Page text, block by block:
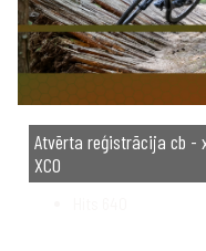
Atvērta reģistrācija cb -
XCO